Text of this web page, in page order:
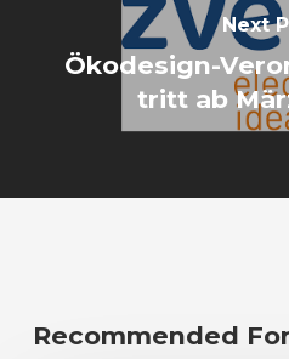
Next
Ökodesign-
tritt ab
Recommended